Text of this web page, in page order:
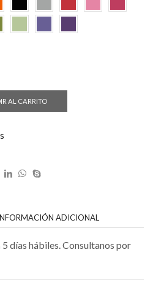
AL CARRITO
ADICIONAL
días hábiles. Consultanos por